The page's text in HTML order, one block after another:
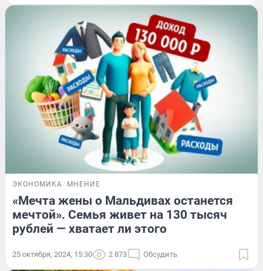
ЭКОНОМИКА МНЕНИЕ
«Мечта жены о Мальдивах останется
мечтой». Семья живет на 130 тысяч
рублей — хватает ли этого
25 октября, 2024, 15:30 2 873 Обсудить